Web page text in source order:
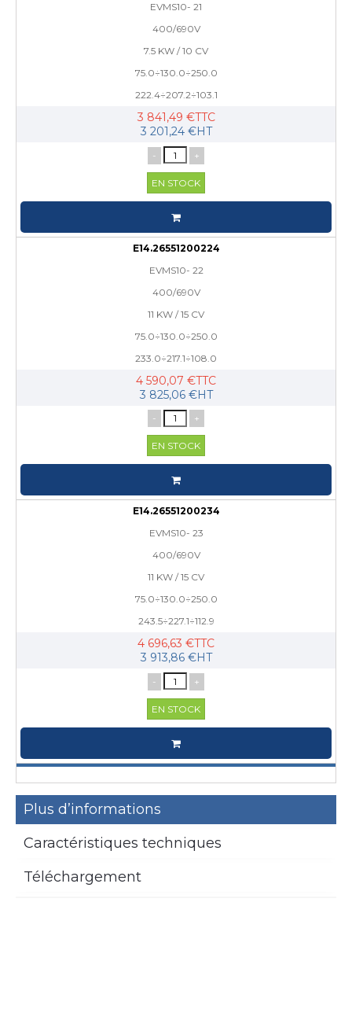
EVMS10- 21
400/690V
7.5 KW / 10 CV
75.0÷130.0÷250.0
222.4÷207.2÷103.1
3 841,49 €TTC
3 201,24 €HT
- +
EN STOCK
E14.26551200224
EVMS10- 22
400/690V
11 KW / 15 CV
75.0÷130.0÷250.0
233.0÷217.1÷108.0
4 590,07 €TTC
3 825,06 €HT
- +
EN STOCK
E14.26551200234
EVMS10- 23
400/690V
11 KW / 15 CV
75.0÷130.0÷250.0
243.5÷227.1÷112.9
4 696,63 €TTC
3 913,86 €HT
- +
EN STOCK
Plus d’informations
Caractéristiques techniques
Téléchargement